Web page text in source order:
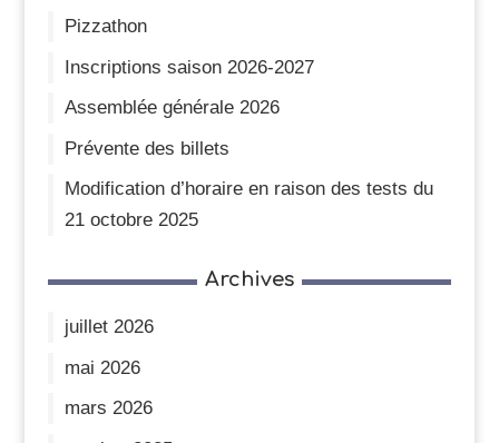
Pizzathon
Inscriptions saison 2026-2027
Assemblée générale 2026
Prévente des billets
Modification d’horaire en raison des tests du
21 octobre 2025
Archives
juillet 2026
mai 2026
mars 2026